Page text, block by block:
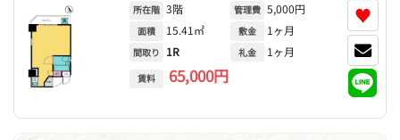
所在階 3階
面積 15.41㎡
間取り 1R
賃料 65,000円
管理費 5,000円
敷金 1ヶ月
礼金 1ヶ月
♥